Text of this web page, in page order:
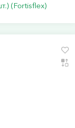
(Fortisflex)